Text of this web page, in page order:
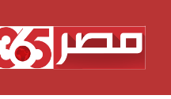
المحتوى